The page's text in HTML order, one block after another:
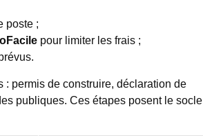
poste ;
pour limiter les frais ;
: permis de construire, déclaration de
publiques. Ces étapes posent le socle